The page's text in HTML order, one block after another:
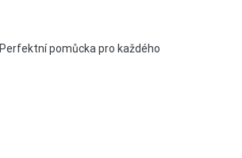
Perfektní pomůcka pro každého